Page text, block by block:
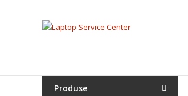
Laptop
Center
Bistrita,
Produse